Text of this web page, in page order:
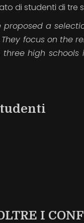
di studenti di tre
proposeda
focus on the
high
I